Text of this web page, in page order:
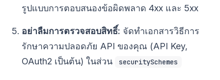
รูปแบบการตอบสนองข้อผิดพลาด 4xx และ 5xx
อย่าลืมการตรวจสอบสิทธิ์: จัดทำเอกสารวิธีการ
รักษาความปลอดภัย API ของคุณ (API Key,
OAuth2 เป็นต้น) ในส่วน
securitySchemes